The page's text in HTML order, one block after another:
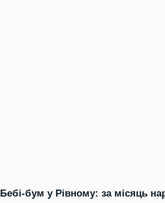
Бебі-бум у Рівному: за місяць